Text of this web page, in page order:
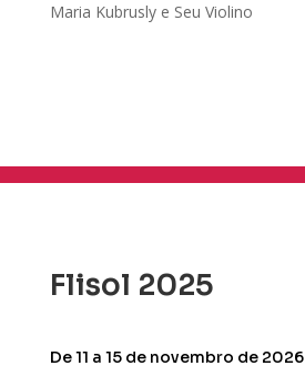
Maria Kubrusly e Seu Violino
Flisol 2025
De 11 a 15 de novembro de 2026